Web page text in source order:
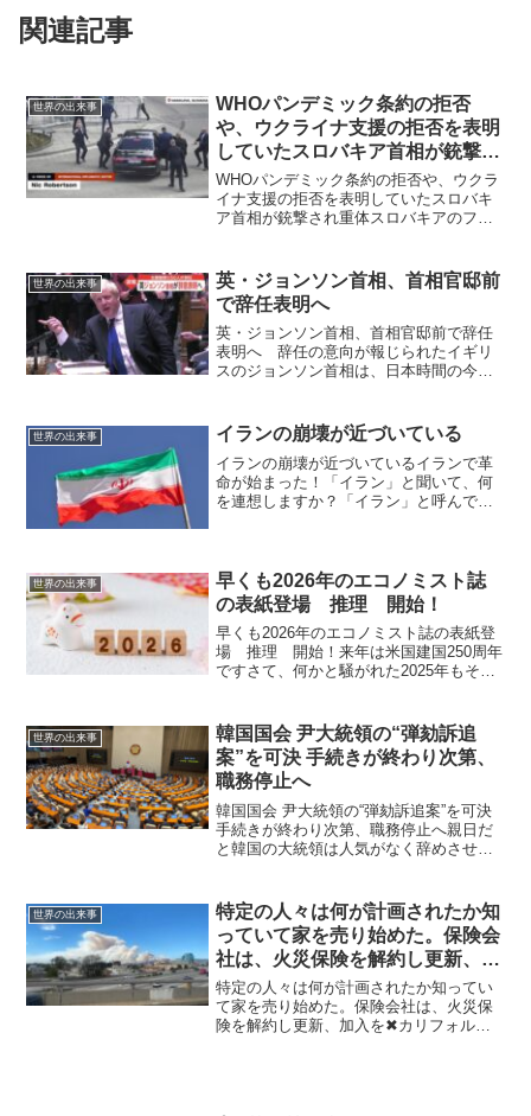
関連記事
世界の出来事
WHOパンデミック条約の拒否
や、ウクライナ支援の拒否を表明
していたスロバキア首相が銃撃さ
れ重体
WHOパンデミック条約の拒否や、ウクラ
イナ支援の拒否を表明していたスロバキ
ア首相が銃撃され重体スロバキアのフィ
殺未遂で複数回撃たれ、生命の危険にさ
らされた状態で病院...
世界の出来事
英・ジョンソン首相、首相官邸前
で辞任表明へ
英・ジョンソン首相、首相官邸前で辞任
表明へ 辞任の意向が報じられたイギリ
スのジョンソン首相は、日本時間の今夜
とみられている。（ANNニュース）マイ
コメント今回のジョンソ...
世界の出来事 イランの崩壊が近づいている
イランの崩壊が近づいているイランで革
命が始まった！「イラン」と聞いて、何
を連想しますか？「イラン」と呼んでい
って遠い国ですし、あまり...
世界の出来事
早くも2026年のエコノミスト誌
の表紙登場 推理 開始！
早くも2026年のエコノミスト誌の表紙登
場 推理 開始！来年は米国建国250周年
ですさて、何かと騒がれた2025年もそろ
そういえば、2025年7月の予言を言ってた
ペン...
世界の出来事
韓国国会 尹大統領の“弾劾訴追
案”を可決 手続きが終わり次第、
職務停止へ
韓国国会 尹大統領の“弾劾訴追案”を可決
手続きが終わり次第、職務停止へ親日だ
と韓国の大統領は人気がなく辞めさせら
が賛成に回り先ほど可決されました。大
統領は手続きが終わ...
世界の出来事
特定の人々は何が計画されたか知
っていて家を売り始めた。保険会
社は、火災保険を解約し更新、加
入を✖
特定の人々は何が計画されたか知ってい
て家を売り始めた。保険会社は、火災保
険を解約し更新、加入を✖カリフォルニ